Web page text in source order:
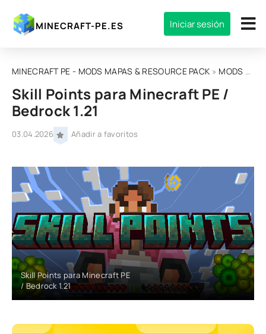
MINECRAFT-PE.ES Iniciar sesión
MINECRAFT PE - MODS MAPAS & RESOURCE PACK » MODS
Skill Points para Minecraft PE /
Bedrock 1.21
03.04.2026 Añadir a favoritos
Skill Points para Minecraft PE
/ Bedrock 1.21